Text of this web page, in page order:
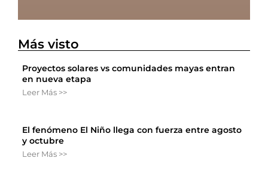
Más visto
Proyectos solares vs comunidades mayas entran
en nueva etapa
Leer Más >>
El fenómeno El Niño llega con fuerza entre agosto
y octubre
Leer Más >>